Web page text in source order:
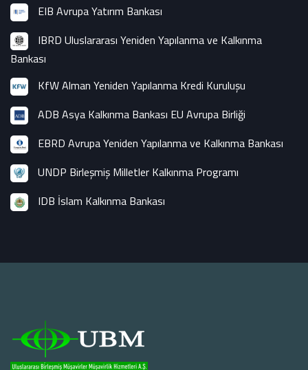
EIB Avrupa Yatırım Bankası
IBRD Uluslararası Yeniden Yapılanma ve Kalkınma
Bankası
KfW Alman Yeniden Yapılanma Kredi Kuruluşu
ADB Asya Kalkınma Bankası EU Avrupa Birliği
EBRD Avrupa Yeniden Yapılanma ve Kalkınma Bankası
UNDP Birleşmiş Milletler Kalkınma Programı
IDB İslam Kalkınma Bankası